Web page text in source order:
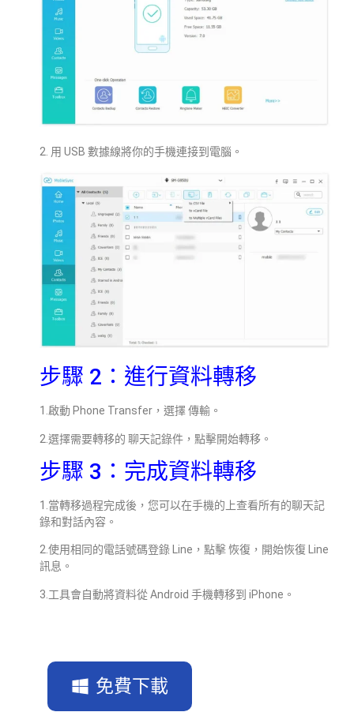
2. 用 USB 數據線將你的手機連接到電腦。
步驟 2：進行資料轉移
1.啟動 Phone Transfer，選擇 傳輸。
2.選擇需要轉移的 聊天記錄件，點擊開始轉移。
步驟 3：完成資料轉移
1.當轉移過程完成後，您可以在手機的上查看所有的聊天記
錄和對話內容。
2.使用相同的電話號碼登錄 Line，點擊 恢復，開始恢復 Line
訊息。
3.工具會自動將資料從 Android 手機轉移到 iPhone。
免費下載